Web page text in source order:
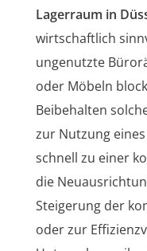
Lagerraum in
wirtschaftlich
ungenutzte
oder Möbeln
Beibehalten
zur Nutzung
schnell zu einer
die
Steigerung der
oder zur